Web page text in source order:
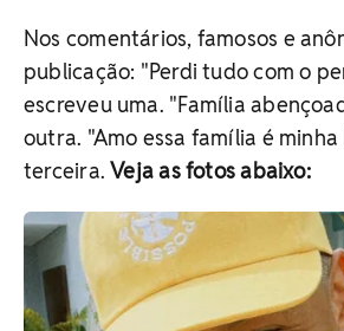
Nos comentários, famosos e
publicação: "Perdi tudo com o
escreveu uma. "Família
outra. "Amo essa família é minha
terceira.Veja as fotos abaixo: